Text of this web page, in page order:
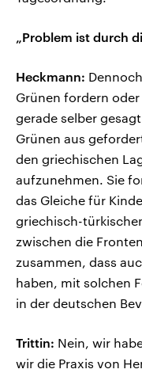
„Problem ist durch
Heckmann:
Grünen fordern
gerade selber
Grünen aus
den griechischen
aufzunehmen. Sie
das Gleiche für
griechisch-
zwischen die
zusammen, dass
haben, mit solchen
in der deutschen
Trittin: Nein, wir
wir die Praxis von